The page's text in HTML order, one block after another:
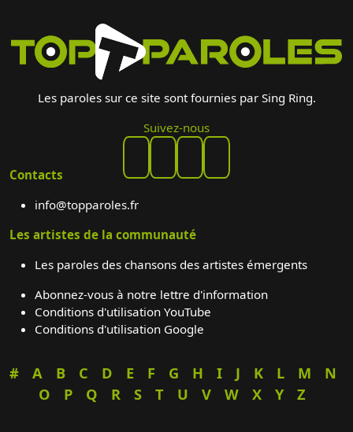
Les paroles sur ce site sont fournies par Sing Ring.
Suivez-nous
Contacts
info@topparoles.fr
Les artistes de la communauté
Les paroles des chansons des artistes émergents
Abonnez-vous à notre lettre d'information
Conditions d'utilisation YouTube
Conditions d'utilisation Google
# A B C D E F G H I J K L M
N
O
P Q R S T U V W X Y Z